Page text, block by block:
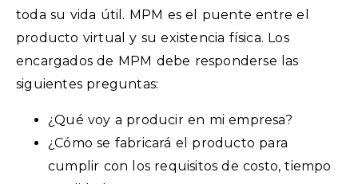
toda su vida útil. MPM es el puente entre el
producto virtual y su existencia física. Los
encargados de MPM debe responderse las
siguientes preguntas:
¿Qué voy a producir en mi empresa?
¿Cómo se fabricará el producto para
cumplir con los requisitos de costo, tiempo